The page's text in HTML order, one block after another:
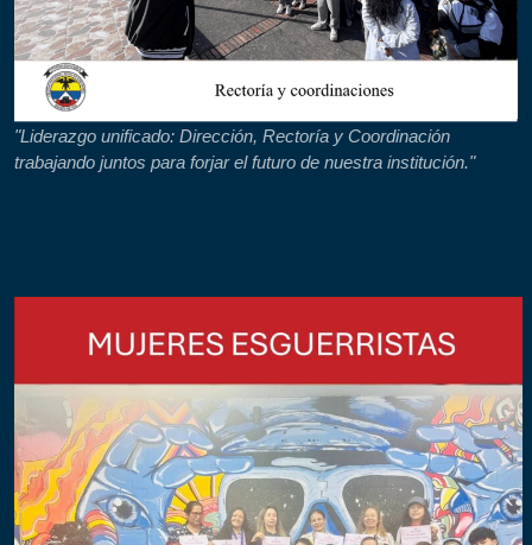
"Liderazgo unificado: Dirección, Rectoría y Coordinación
trabajando juntos para forjar el futuro de nuestra institución."